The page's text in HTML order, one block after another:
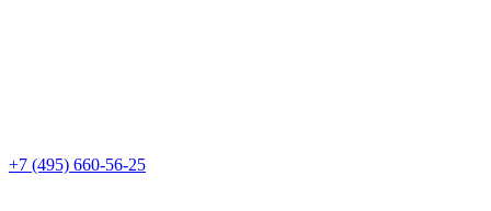
+7 (495) 660-56-25